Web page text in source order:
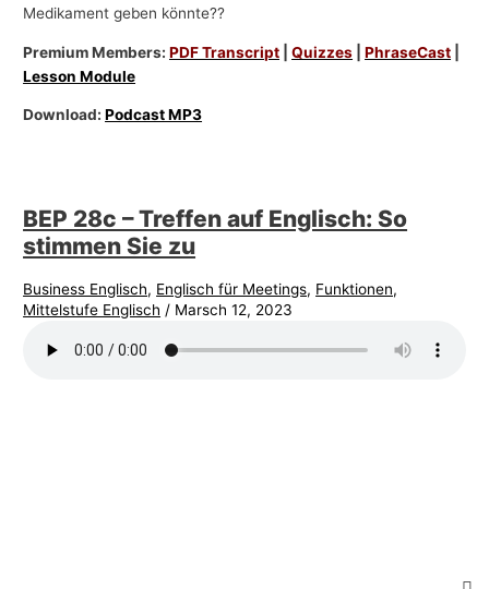
Medikament geben könnte??
Premium Members:PDF Transcript |Quizzes |PhraseCast
Lesson Module
Download:Podcast MP3
BEP 28c – Treffen auf Englisch: So
stimmen Sie zu
Business Englisch, Englisch für Meetings, Funktionen,
Mittelstufe Englisch / Marsch 12, 2023